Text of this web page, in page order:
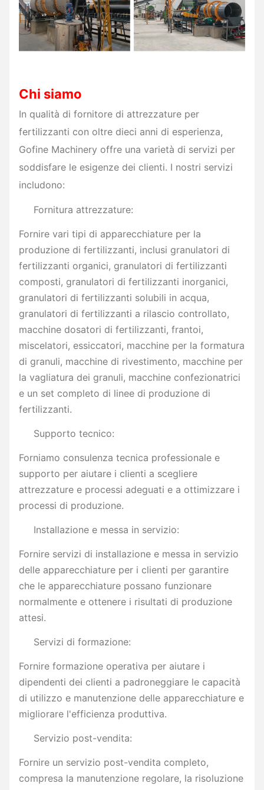
Chi siamo
In qualità di fornitore di attrezzature per
fertilizzanti con oltre dieci anni di esperienza,
Gofine Machinery offre una varietà di servizi per
soddisfare le esigenze dei clienti. I nostri servizi
includono:
Fornitura attrezzature:
Fornire vari tipi di apparecchiature per la
produzione di fertilizzanti, inclusi granulatori di
fertilizzanti organici, granulatori di fertilizzanti
composti, granulatori di fertilizzanti inorganici,
granulatori di fertilizzanti solubili in acqua,
granulatori di fertilizzanti a rilascio controllato,
macchine dosatori di fertilizzanti, frantoi,
miscelatori, essiccatori, macchine per la formatura
di granuli, macchine di rivestimento, macchine per
la vagliatura dei granuli, macchine confezionatrici
e un set completo di linee di produzione di
fertilizzanti.
Supporto tecnico:
Forniamo consulenza tecnica professionale e
supporto per aiutare i clienti a scegliere
attrezzature e processi adeguati e a ottimizzare i
processi di produzione.
Installazione e messa in servizio:
Fornire servizi di installazione e messa in servizio
delle apparecchiature per i clienti per garantire
che le apparecchiature possano funzionare
normalmente e ottenere i risultati di produzione
attesi.
Servizi di formazione:
Fornire formazione operativa per aiutare i
dipendenti dei clienti a padroneggiare le capacità
di utilizzo e manutenzione delle apparecchiature e
migliorare l'efficienza produttiva.
Servizio post-vendita:
Fornire un servizio post-vendita completo,
compresa la manutenzione regolare, la risoluzione